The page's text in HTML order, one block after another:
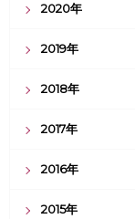
2020年
2019年
2018年
2017年
2016年
2015年